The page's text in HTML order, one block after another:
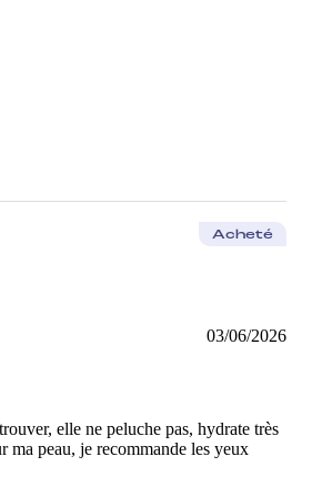
Acheté
03/06/2026
elle ne peluche pas, hydrate très
ma peau, je recommande les yeux